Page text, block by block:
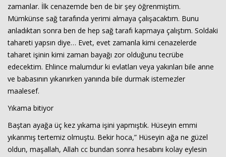
zamanlar. İlk cenazemde ben de bir şey öğrenmiştim.
Mümkünse sağ tarafında yerimi almaya çalışacaktım. Bunu
anladıktan sonra ben de hep sağ tarafı kapmaya çalıştım. Soldaki
tahareti yapsın diye… Evet, evet zamanla kimi cenazelerde
taharet işinin kimi zaman bayağı zor olduğunu tecrübe
edecektim. Ehlince malumdur ki evlatları veya yakınları bile anne
ve babasının yıkanırken yanında bile durmak istemezler
maalesef.
Yıkama bitiyor
Baştan ayağa üç kez yıkama işini yapmıştık. Hüseyin emmi
yıkanmış tertemiz olmuştu. Bekir hoca,” Hüseyin ağa ne güzel
oldun, maşallah, Allah cc bundan sonra hesabını kolay eylesin